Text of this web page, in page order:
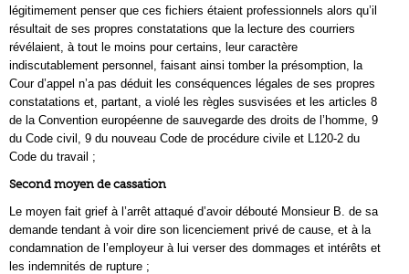
légitimement penser que ces fichiers étaient professionnels alors qu’il
résultait de ses propres constatations que la lecture des courriers
révélaient, à tout le moins pour certains, leur caractère
indiscutablement personnel, faisant ainsi tomber la présomption, la
Cour d’appel n’a pas déduit les conséquences légales de ses propres
constatations et, partant, a violé les règles susvisées et les articles 8
de la Convention européenne de sauvegarde des droits de l’homme, 9
du Code civil, 9 du nouveau Code de procédure civile et L120-2 du
Code du travail ;
Second moyen de cassation
Le moyen fait grief à l’arrêt attaqué d’avoir débouté Monsieur B. de sa
demande tendant à voir dire son licenciement privé de cause, et à la
condamnation de l’employeur à lui verser des dommages et intérêts et
les indemnités de rupture ;